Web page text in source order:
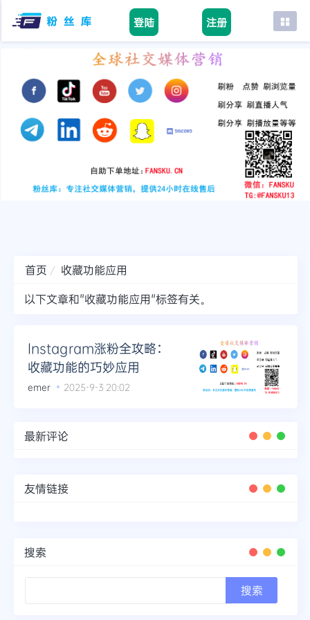
登陆 注册
首页
tiktok
youtube
instagram
首页
收藏功能应用
以下文章和"收藏功能应用"标签有关。
Instagram涨粉全攻略：
收藏功能的巧妙应用
emer 2025-9-3 20:02
最新评论
友情链接
搜索